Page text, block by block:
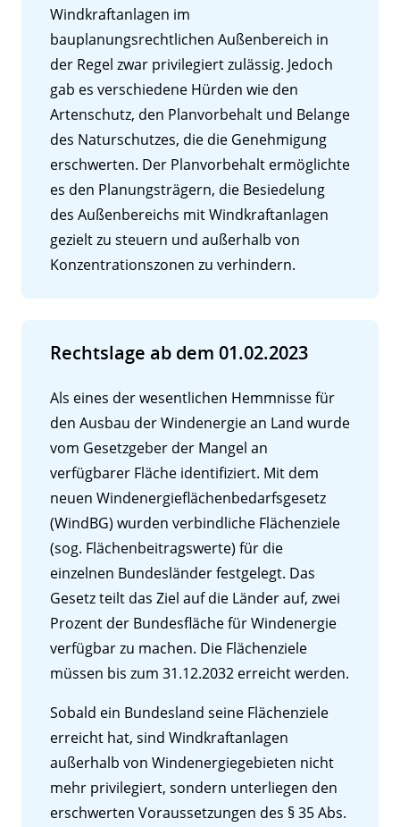
Windkraftanlagen im
bauplanungsrechtlichen Außenbereich in
der Regel zwar privilegiert zulässig. Jedoch
gab es verschiedene Hürden wie den
Artenschutz, den Planvorbehalt und Belange
des Naturschutzes, die die Genehmigung
erschwerten. Der Planvorbehalt ermöglichte
es den Planungsträgern, die Besiedelung
des Außenbereichs mit Windkraftanlagen
gezielt zu steuern und außerhalb von
Konzentrationszonen zu verhindern.
Rechtslage ab dem 01.02.2023
Als eines der wesentlichen Hemmnisse für
den Ausbau der Windenergie an Land wurde
vom Gesetzgeber der Mangel an
verfügbarer Fläche identifiziert. Mit dem
neuen Windenergieflächenbedarfsgesetz
(WindBG) wurden verbindliche Flächenziele
(sog. Flächenbeitragswerte) für die
einzelnen Bundesländer festgelegt. Das
Gesetz teilt das Ziel auf die Länder auf, zwei
Prozent der Bundesfläche für Windenergie
verfügbar zu machen. Die Flächenziele
müssen bis zum 31.12.2032 erreicht werden.
Sobald ein Bundesland seine Flächenziele
erreicht hat, sind Windkraftanlagen
außerhalb von Windenergiegebieten nicht
mehr privilegiert, sondern unterliegen den
erschwerten Voraussetzungen des § 35 Abs.